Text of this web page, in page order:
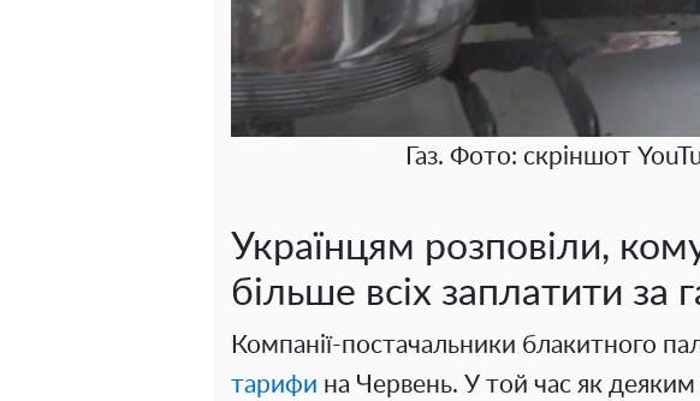
Газ. Фото: скріншот
Українцям розповіли,
більше всіх заплатити за
Компанії-постачальники блакитного
тарифи на Червень. У той час як деяким